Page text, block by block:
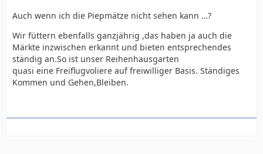
Auch wenn ich die Piepmätze nicht sehen kann …?
Wir füttern ebenfalls ganzjährig ,das haben ja auch die
Märkte inzwischen erkannt und bieten entsprechendes
ständig an.So ist unser Reihenhausgarten
quasi eine Freiflugvoliere auf freiwilliger Basis. Ständiges
Kommen und Gehen,Bleiben.